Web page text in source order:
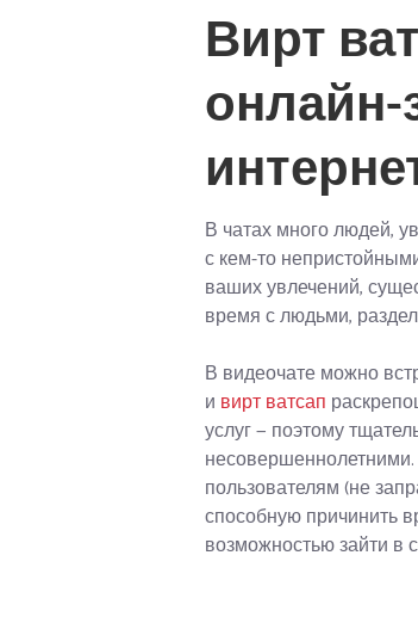
Вирт
онлайн-
В чатах много людей,
с кем-то
ваших увлечений,
время с людьми,
В видеочате можно
и вирт ватсап
услуг — поэтому
пользователям (не
способную причинить
возможностью зайти в